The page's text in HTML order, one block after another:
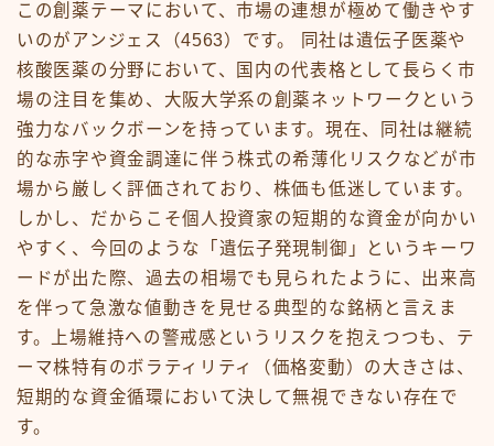
この創薬テーマにおいて、市場の連想が極めて働きやす
いのがアンジェス（4563）です。 同社は遺伝子医薬や
核酸医薬の分野において、国内の代表格として長らく市
場の注目を集め、大阪大学系の創薬ネットワークという
強力なバックボーンを持っています。現在、同社は継続
的な赤字や資金調達に伴う株式の希薄化リスクなどが市
場から厳しく評価されており、株価も低迷しています。
しかし、だからこそ個人投資家の短期的な資金が向かい
やすく、今回のような「遺伝子発現制御」というキーワ
ードが出た際、過去の相場でも見られたように、出来高
を伴って急激な値動きを見せる典型的な銘柄と言えま
す。上場維持への警戒感というリスクを抱えつつも、テ
ーマ株特有のボラティリティ（価格変動）の大きさは、
短期的な資金循環において決して無視できない存在で
す。